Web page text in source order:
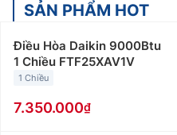
SẢN PHẨM HOT
Điều Hòa Daikin 9000Btu
1 Chiều FTF25XAV1V
1 Chiều
7.350.000